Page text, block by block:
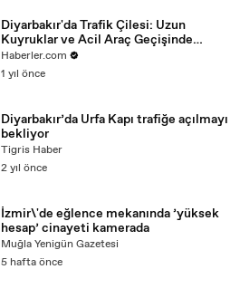
Diyarbakır'da Trafik Çilesi: Uzun
Kuyruklar ve Acil Araç Geçişinde
Zorluk
Haberler.com
1 yıl önce
Diyarbakır’da Urfa Kapı trafiğe açılmayı
bekliyor
Tigris Haber
2 yıl önce
İzmir\'de eğlence mekanında ’yüksek
hesap’ cinayeti kamerada
Muğla Yenigün Gazetesi
5 hafta önce